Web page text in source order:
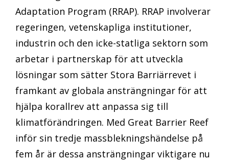
Adaptation Program (RRAP). RRAP involverar
regeringen, vetenskapliga institutioner,
industrin och den icke-statliga sektorn som
arbetar i partnerskap för att utveckla
lösningar som sätter Stora Barriärrevet i
framkant av globala ansträngningar för att
hjälpa korallrev att anpassa sig till
klimatförändringen. Med Great Barrier Reef
inför sin tredje massblekningshändelse på
fem år är dessa ansträngningar viktigare nu